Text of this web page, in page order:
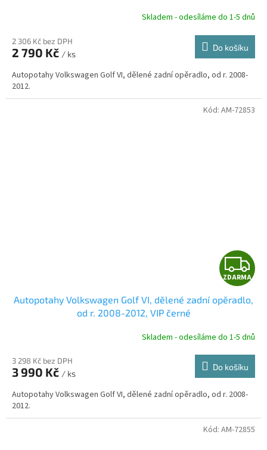
R
Skladem - odesíláme do 1-5 dnů
2 306 Kč bez DPH
2 790 Kč / ks
Do košíku
Autopotahy Volkswagen Golf VI, dělené zadní opěradlo, od r. 2008-
2012.
Z
D
R
ZDARMA
Autopotahy Volkswagen Golf VI, dělené zadní opěradlo,
od r. 2008-2012, VIP černé
Skladem - odesíláme do 1-5 dnů
3 298 Kč bez DPH
3 990 Kč / ks
Do košíku
Autopotahy Volkswagen Golf VI, dělené zadní opěradlo, od r. 2008-
2012.
Kód: AM-72853
Kód: AM-72855